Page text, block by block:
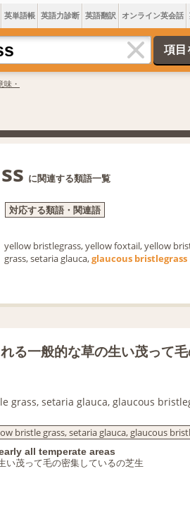
英単語帳 英語力診断 英語翻訳 オンライン英会話
・
に関連する類語一覧
対応する類語・関連語
yellow bristlegrass, yellow foxtail, yellow
grass, setaria glauca,glaucous bristlegrass
る一般的な草の生い茂って
grass, setaria glauca, glaucous
bristle grass, setaria glauca, glaucous
all temperate areas
い茂って毛の密集しているの芝生